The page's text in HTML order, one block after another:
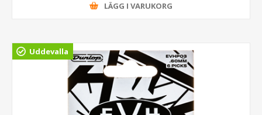
LÄGG I VARUKORG
Uddevalla